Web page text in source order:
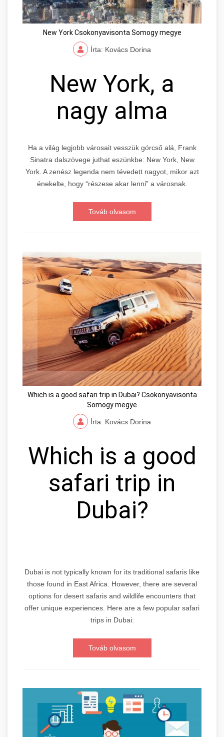
New York Csokonyavisonta Somogy megye
Írta: Kovács Dorina
New York, a
nagy alma
Ha a világ legjobb városait vesszük górcső alá, Frank
Sinatra dalszövege juthat eszünkbe: New York, New
York. A zenész legenda nem tévedett nagyot, mikor azt
énekelte, hogy “részese akar lenni” a városnak.
Továb olvasom
Which is a good safari trip in Dubai? Csokonyavisonta
Somogy megye
Írta: Kovács Dorina
Which is a good
safari trip in
Dubai?
Dubai is not typically known for its traditional safaris like
those found in East Africa. However, there are several
options for desert safaris and wildlife encounters that
offer unique experiences. Here are a few popular safari
trips in Dubai:
Továb olvasom